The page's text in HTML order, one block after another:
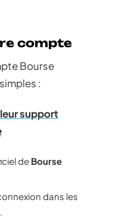
compte
Bourse
:
support
de Bourse
dans les